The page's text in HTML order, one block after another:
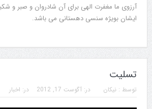
آرزوی ما مغفرت الهی برای آن شادروان و صبر و
ایشان بویژه سنسی دهستانی می باشد.
تسلیت
توسط : نیکان در: آگوست 17, 2012 در: اخبار